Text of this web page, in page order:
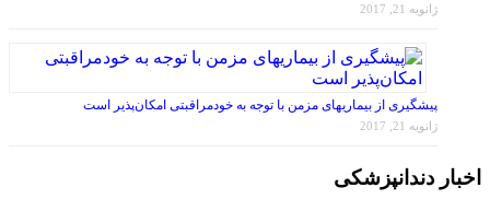
ژانویه 21, 2017
پیشگیری از بیماریهای مزمن با توجه به خودمراقبتی امکان‌پذیر است
ژانویه 21, 2017
اخبار دندانپزشکی